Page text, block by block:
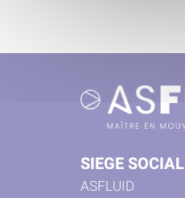
SIEGE SOCIAL
ASFLUID